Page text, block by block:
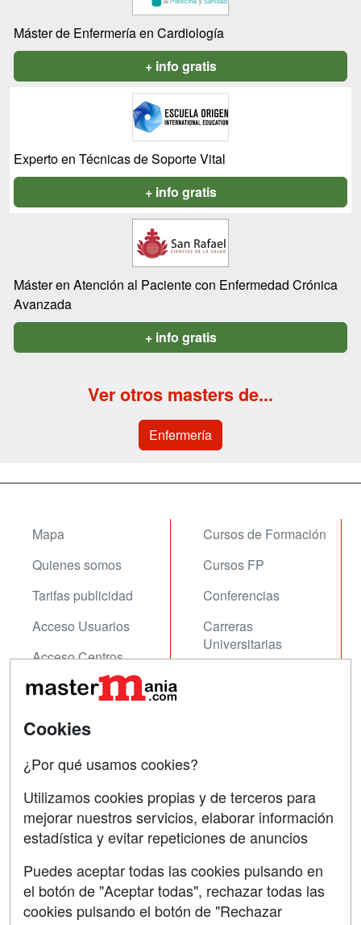
Máster de Enfermería en Cardiología
+ info gratis
Experto en Técnicas de Soporte Vital
+ info gratis
Máster en Atención al Paciente con Enfermedad Crónica
Avanzada
+ info gratis
Ver otros masters de...
Enfermería
Mapa
Quienes somos
Tarifas publicidad
Acceso Usuarios
Acceso Centros
Cursos de Formación
Cursos FP
Conferencias
Carreras
Universitarias
Contactar
Copyleft
Grupo formazion:
Cookies
¿Por qué usamos cookies?
Utilizamos cookies propias y de terceros para
mejorar nuestros servicios, elaborar información
estadística y evitar repeticiones de anuncios
Puedes aceptar todas las cookies pulsando en
el botón de "Aceptar todas", rechazar todas las
cookies pulsando el botón de "Rechazar